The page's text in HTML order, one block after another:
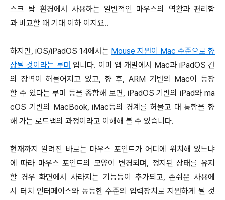
스크 탑 환경에서 사용하는 일반적인 마우스의 역활과 편리함
과 비교할 때 기대 이하 이지요..
하지만, iOS/iPadOS 14에서는 Mouse 지원이 Mac 수준으로 향
상될 것이라는 루머 입니다. 이미 앱 개발에서 Mac과 iPadOS 간
의 장벽이 허물어지고 있고, 향 후, ARM 기반의 Mac이 등장
할 수 있다는 루머 등을 종합해 보면, iPadOS 기반의 iPad와 ma
cOS 기반의 MacBook, iMac등의 경계를 허물고 대 통합을 향
해 가는 로드맵의 과정이라고 이해해 볼 수 있습니다.
현재까지 알려진 바로는 마우스 포인트가 어디에 위치해 있느냐
에 따라 마우스 포인트의 모양이 변경되며, 정지된 상태를 유지
할 경우 화면에서 사라지는 기능등이 추가되고, 손쉬운 사용에
서 터치 인터페이스와 동등한 수준의 입력장치로 지원하게 될 것